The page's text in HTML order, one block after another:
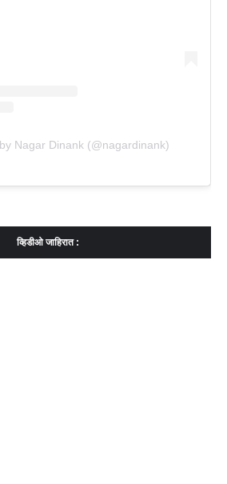
Nagar Dinank (@nagardinank)
व्हिडीओ जाहिरात :